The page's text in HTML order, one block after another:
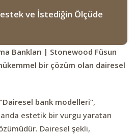
ve İstediğin Ölçüde
Bankları | Stonewood Füsun
bir çözüm olan dairesel
Dairesel bank modelleri“,
estetik bir vurgu yaratan
Dairesel şekli,